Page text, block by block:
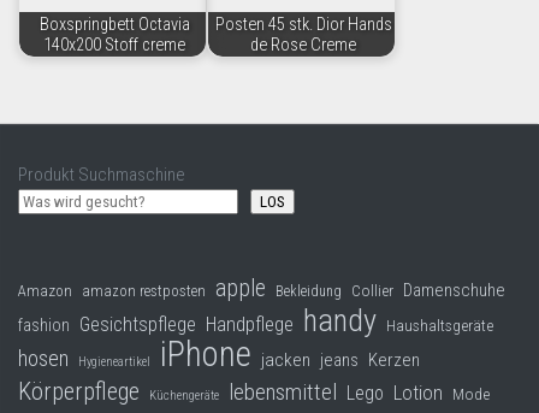
Boxspringbett Octavia
140x200 Stoff creme
Posten 45 stk. Dior Hands
de Rose Creme
Produkt Suchmaschine
LOS
Amazon amazon restposten apple Bekleidung Collier Damenschuhe
fashion Gesichtspflege Handpflege handy Haushaltsgeräte
hosen Hygieneartikel iPhone jacken jeans Kerzen
Körperpflege Küchengeräte lebensmittel Lego Lotion Mode